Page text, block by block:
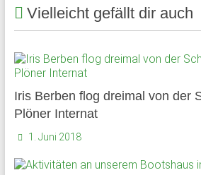
des
Plön
sowie
des
früheren
Vielleicht gefällt dir auch
Iris Berben flog dreimal von der
Plöner Internat
1. Juni 2018